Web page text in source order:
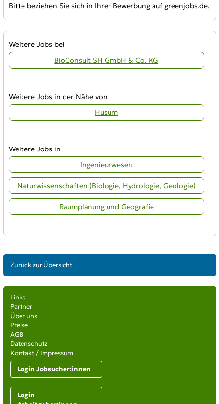
Bitte beziehen Sie sich in Ihrer Bewerbung auf greenjobs.de.
Weitere Jobs bei
BioConsult SH GmbH & Co. KG
Weitere Jobs in der Nähe von
Husum
Weitere Jobs in
Ingenieurwesen
Naturwissenschaften (Biologie, Hydrologie, Geologie)
Raumplanung und Geografie
Zurück zur Übersicht
Links
Partner
Über uns
Preise
AGB
Datenschutz
Kontakt / Impressum
Login Jobsucher:innen
Login